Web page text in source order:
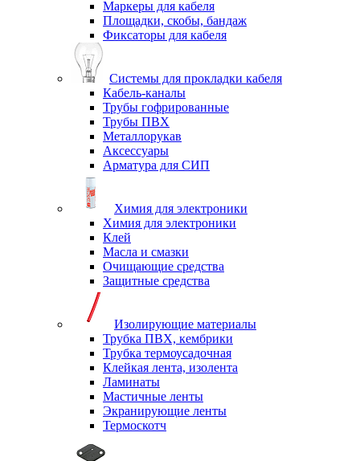
Маркеры для кабеля
Площадки, скобы, бандаж
Фиксаторы для кабеля
Системы для прокладки кабеля
Кабель-каналы
Трубы гофрированные
Трубы ПВХ
Металлорукав
Аксессуары
Арматура для СИП
Химия для электроники
Химия для электроники
Клей
Масла и смазки
Очищающие средства
Защитные средства
Изолирующие материалы
Трубка ПВХ, кембрики
Трубка термоусадочная
Клейкая лента, изолента
Ламинаты
Мастичные ленты
Экранирующие ленты
Термоскотч